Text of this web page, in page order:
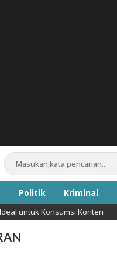
Politik Kriminal
untuk Konsumsi Konten